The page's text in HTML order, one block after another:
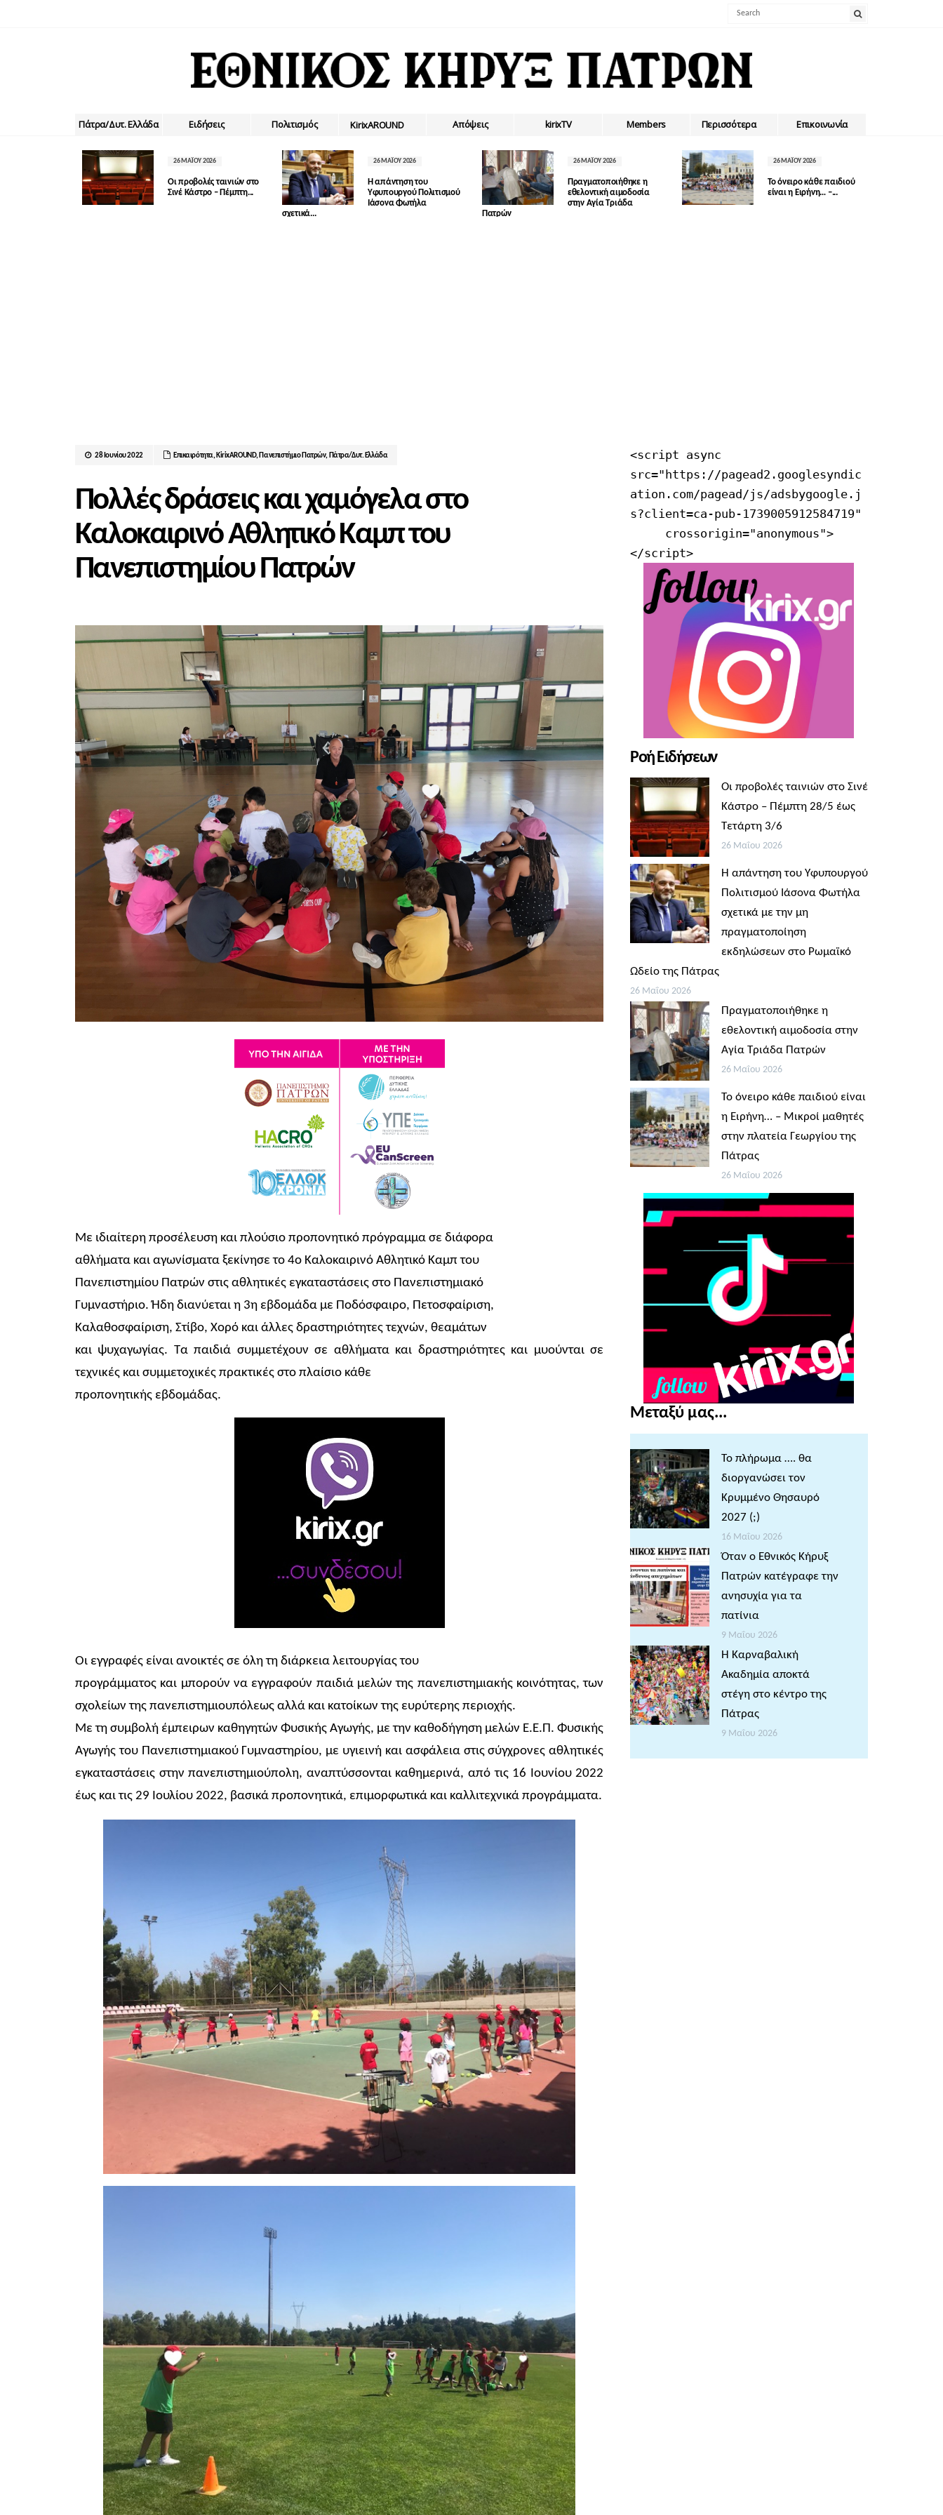
Πάτρα/Δυτ. Ελλάδα Ειδήσεις Πολιτισμός ΚirixAROUND Απόψεις kirixTV Members Περισσότερα Επικοινωνία
26 ΜΑΪ́ΟΥ 2026
Οι προβολές ταινιών στο
Σινέ Κάστρο – Πέμπτη...
26 ΜΑΪ́ΟΥ 2026
Η απάντηση του
Υφυπουργού Πολιτισμού
Ιάσονα Φωτήλα
σχετικά...
26 ΜΑΪ́ΟΥ 2026
Πραγματοποιήθηκε η
εθελοντική αιμοδοσία
στην Αγία Τριάδα
Πατρών
26 ΜΑΪ́ΟΥ 2026
Το όνειρο κάθε παιδιού
είναι η Ειρήνη… –...
28 Ιουνίου 2022 Επικαιρότητα,ΚirixAROUND,Πανεπιστήμιο Πατρών,Πάτρα/Δυτ. Ελλάδα
Πολλές δράσεις και χαμόγελα στο
Καλοκαιρινό Αθλητικό Καμπ του
Πανεπιστημίου Πατρών
Με ιδιαίτερη προσέλευση και πλούσιο προπονητικό πρόγραμμα σε διάφορα
αθλήματα και αγωνίσματα ξεκίνησε το 4ο Καλοκαιρινό Αθλητικό Καμπ του
Πανεπιστημίου Πατρών στις αθλητικές εγκαταστάσεις στο Πανεπιστημιακό
Γυμναστήριο. Ήδη διανύεται η 3η εβδομάδα με Ποδόσφαιρο, Πετοσφαίριση,
Καλαθοσφαίριση, Στίβο, Χορό και άλλες δραστηριότητες τεχνών, θεαμάτων
και ψυχαγωγίας. Τα παιδιά συμμετέχουν σε αθλήματα και δραστηριότητες και μυούνται σε
τεχνικές και συμμετοχικές πρακτικές στο πλαίσιο κάθε
προπονητικής εβδομάδας.
Οι εγγραφές είναι ανοικτές σε όλη τη διάρκεια λειτουργίας του
προγράμματος και μπορούν να εγγραφούν παιδιά μελών της πανεπιστημιακής κοινότητας, των
σχολείων της πανεπιστημιουπόλεως αλλά και κατοίκων της ευρύτερης περιοχής.
Με τη συμβολή έμπειρων καθηγητών Φυσικής Αγωγής, με την καθοδήγηση μελών Ε.Ε.Π. Φυσικής
Αγωγής του Πανεπιστημιακού Γυμναστηρίου, με υγιεινή και ασφάλεια στις σύγχρονες αθλητικές
εγκαταστάσεις στην πανεπιστημιούπολη, αναπτύσσονται καθημερινά, από τις 16 Ιουνίου 2022
έως και τις 29 Ιουλίου 2022, βασικά προπονητικά, επιμορφωτικά και καλλιτεχνικά προγράμματα.
<script async
src="https://pagead2.googlesyndic
ation.com/pagead/js/adsbygoogle.j
s?client=ca-pub-1739005912584719"
</script>
Ροή Ειδήσεων
Οι προβολές ταινιών στο Σινέ
Κάστρο – Πέμπτη 28/5 έως
Τετάρτη 3/6
26 Μαΐου 2026
Η απάντηση του Υφυπουργού
Πολιτισμού Ιάσονα Φωτήλα
σχετικά με την μη
πραγματοποίηση
εκδηλώσεων στο Ρωμαϊκό
Ωδείο της Πάτρας
26 Μαΐου 2026
Πραγματοποιήθηκε η
εθελοντική αιμοδοσία στην
Αγία Τριάδα Πατρών
26 Μαΐου 2026
Το όνειρο κάθε παιδιού είναι
η Ειρήνη… – Μικροί μαθητές
στην πλατεία Γεωργίου της
Πάτρας
26 Μαΐου 2026
Μεταξύ μας...
Το πλήρωμα …. θα
διοργανώσει τον
Κρυμμένο Θησαυρό
2027 (;)
16 Μαΐου 2026
Όταν ο Εθνικός Κήρυξ
Πατρών κατέγραφε την
ανησυχία για τα
πατίνια
9 Μαΐου 2026
Η Καρναβαλική
Ακαδημία αποκτά
στέγη στο κέντρο της
Πάτρας
9 Μαΐου 2026